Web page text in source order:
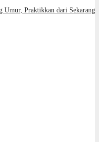
Umur, Praktikkan dari Sekarang